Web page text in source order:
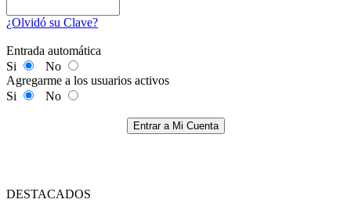
¿Olvidó su Clave?
Entrada automática
Si
No
Agregarme a los usuarios activos
Si
No
Entrar a Mi Cuenta
DESTACADOS